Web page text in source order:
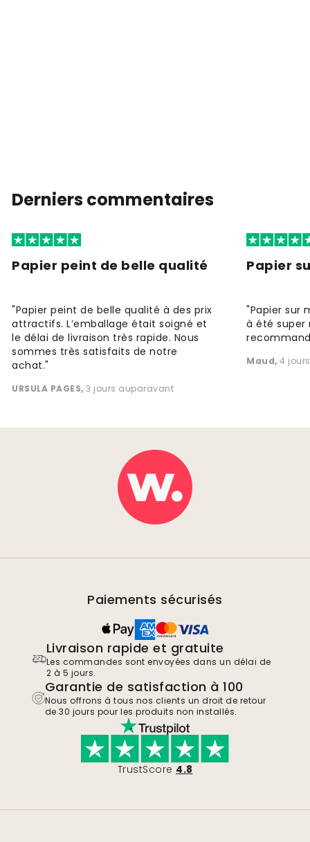
Derniers commentaires
Papier peint de belle qualité
"Papier peint de belle qualité à des prix
attractifs. L’emballage était soigné et
le délai de livraison très rapide. Nous
sommes très satisfaits de notre
achat."
URSULA PAGES, 3 jours auparavant
Papier
"Papier sur
à été super
Maud, 4
Paiements sécurisés
Livraison rapide et gratuite
Les commandes sont envoyées dans un délai de
2 à 5 jours.
Garantie de satisfaction à 100
Nous offrons à tous nos clients un droit de retour
de 30 jours pour les produits non installés.
TrustScore 4.8